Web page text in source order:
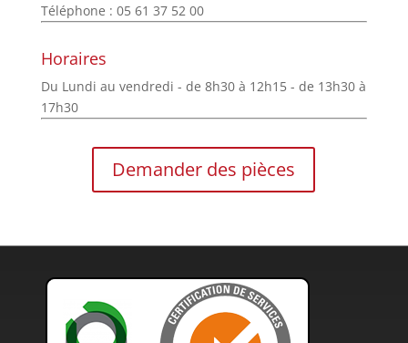
Téléphone : 05 61 37 52 00
Horaires
Du Lundi au vendredi - de 8h30 à 12h15 - de 13h30 à
17h30
Demander des pièces